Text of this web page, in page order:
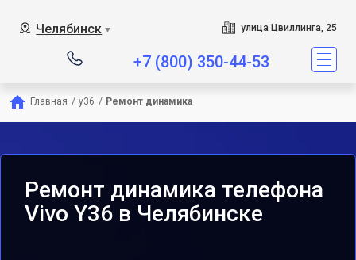
Челябинск ▼ улица Цвиллинга, 25
+7 (800) 350-44-53
Главная / y36 / Ремонт динамика
Ремонт динамика телефона
Vivo Y36 в Челябинске